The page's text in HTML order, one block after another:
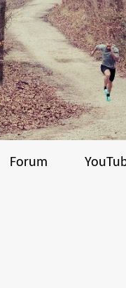
Forum